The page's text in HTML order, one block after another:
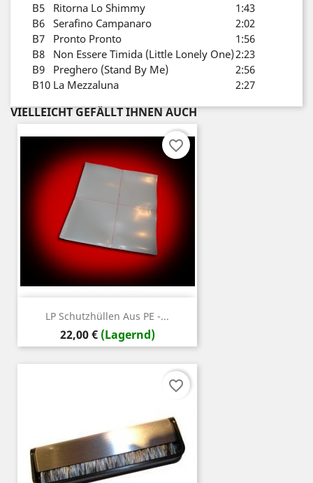
B5
Ritorna Lo Shimmy
1:43
B6 Serafino Campanaro
2:02
B7
Pronto Pronto
1:56
B8
Non Essere Timida (Little Lonely One)2:23
B9
Preghero (Stand By Me)
2:56
B10 La Mezzaluna 2:27
VIELLEICHT GEFÄLLT IHNEN AUCH
LP Schutzhüllen Aus PE -...
Preis
22,00 € (Lagernd)
favorite_border
favorite_border